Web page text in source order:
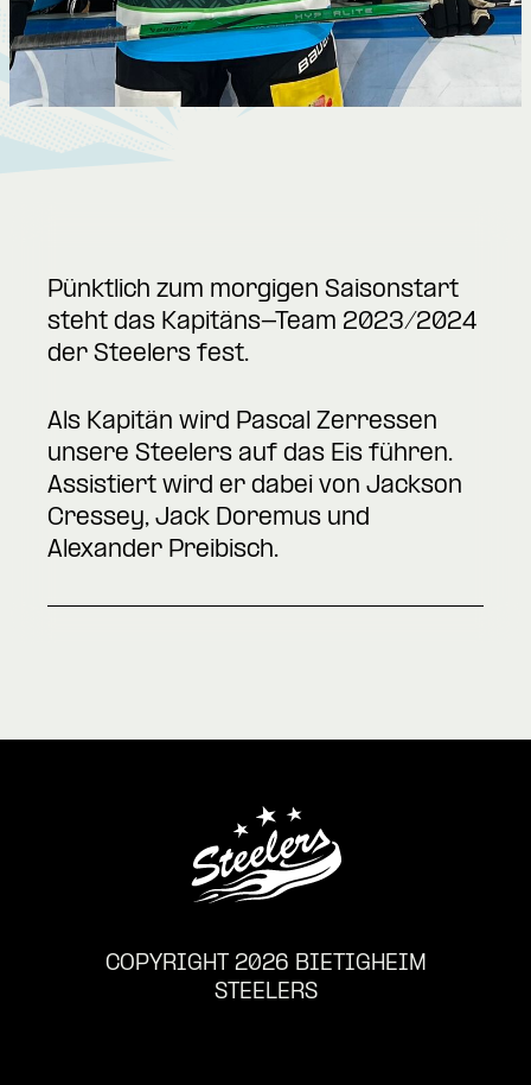
Pünktlich zum morgigen Saisonstart
steht das Kapitäns-Team 2023/2024
der Steelers fest.
Als Kapitän wird Pascal Zerressen
unsere Steelers auf das Eis führen.
Assistiert wird er dabei von Jackson
Cressey, Jack Doremus und
Alexander Preibisch.
COPYRIGHT 2026 BIETIGHEIM
STEELERS